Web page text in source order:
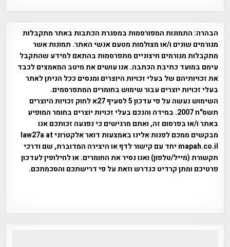
הבהרה: התמונות המפורסמות במסגרת הכתבות באתר מתקבלות
מגורמים שונים ו/או מצולמות מטעם אנשי האתר. תמונות אשר
מתקבלות מגורמים חיצוניים מתפרסמות בהתאם למידע שהתקבל
עימם במועד כתיבת הכתבה. אנו עושים את מיטב המאמצים לכבד
את זכויותיהם של בעלי זכויות היוצרים ומנסים ככל הניתן לאתר
בעלי זכויות יוצרים עבור שימוש בחומרים המתפרסמים.
השימוש נעשה על פי עדכון 5 לסעיף 27א לחוק זכויות היוצרים
תשס"ח 2007. במידה והנכם בעלי זכויות יוצרים בחומר המופיע
באתר ו/או בפרסום זה, ואתם מרגישים כי נפגעה זכותכם אנו
מבקשים ממכם לפנות אלינו באמצעות דואר אלקטרוני law27a at
mapah.co.il יחד עם קישור לדף או היצירה המדוברת, שם ודרכי
תקשורת (מייל/טלפון) ואנו נסיר את החומרים. או לחילופין לעדכון
פרטיכם ומתן קרדיט כנדרש וזאת על פי דרישתכם והסכמתכם.